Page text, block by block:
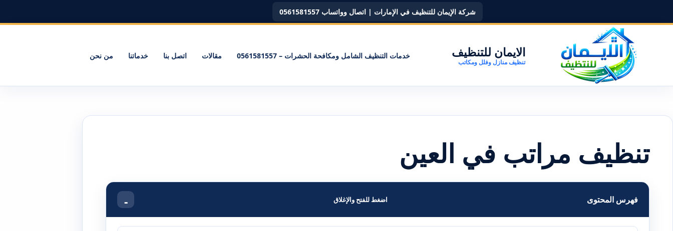
شركة الإيمان للتنظيف في الإمارات | اتصال وواتساب 0561581557
الايمان للتنظيف
تنظيف منازل وفلل ومكاتب
خدمات التنظيف الشامل ومكافحة الحشرات – 0561581557 مقالات اتصل بنا خدماتنا من نحن
تنظيف مراتب في العين
فهرس المحتوى اضغط للفتح والإغلاق